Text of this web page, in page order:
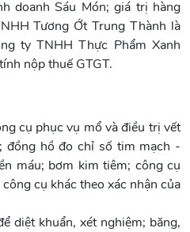
doanh Sáu Món; giá trị hàng
Tương Ớt Trung Thành là
ty TNHH Thực Phẩm Xanh
nộp thuế GTGT.
cụ phục vụ mổ và điều trị vết
đồng hồ đo chỉ số tim mạch -
máu; bơm kim tiêm; công cụ
cụ khác theo xác nhận của
diệt khuẩn, xét nghiệm; băng,